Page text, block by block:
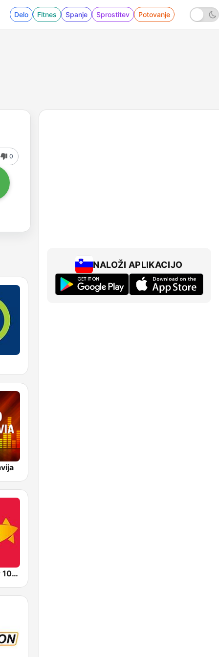
Delo Fitnes Spanje Sprostitev Potovanje
0
Radio Center 103.7 FM
NALOŽI APLIKACIJO